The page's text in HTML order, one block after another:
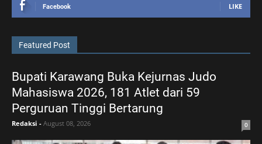
Facebook LIKE
Featured Post
Bupati Karawang Buka Kejurnas Judo
Mahasiswa 2026, 181 Atlet dari 59
Perguruan Tinggi Bertarung
Redaksi - August 08, 2026 0